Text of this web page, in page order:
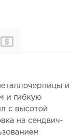
и
и гибкую
с высотой
на сендвич-